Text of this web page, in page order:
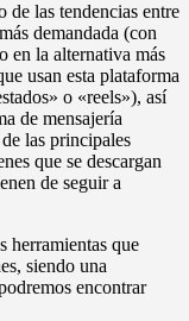
de las tendencias entre
demandada (con
en la alternativa más
usan esta plataforma
o «reels»), así
de mensajería
las principales
que se descargan
de seguir a
herramientas que
siendo una
encontrar